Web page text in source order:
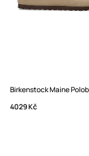
4029 Kč